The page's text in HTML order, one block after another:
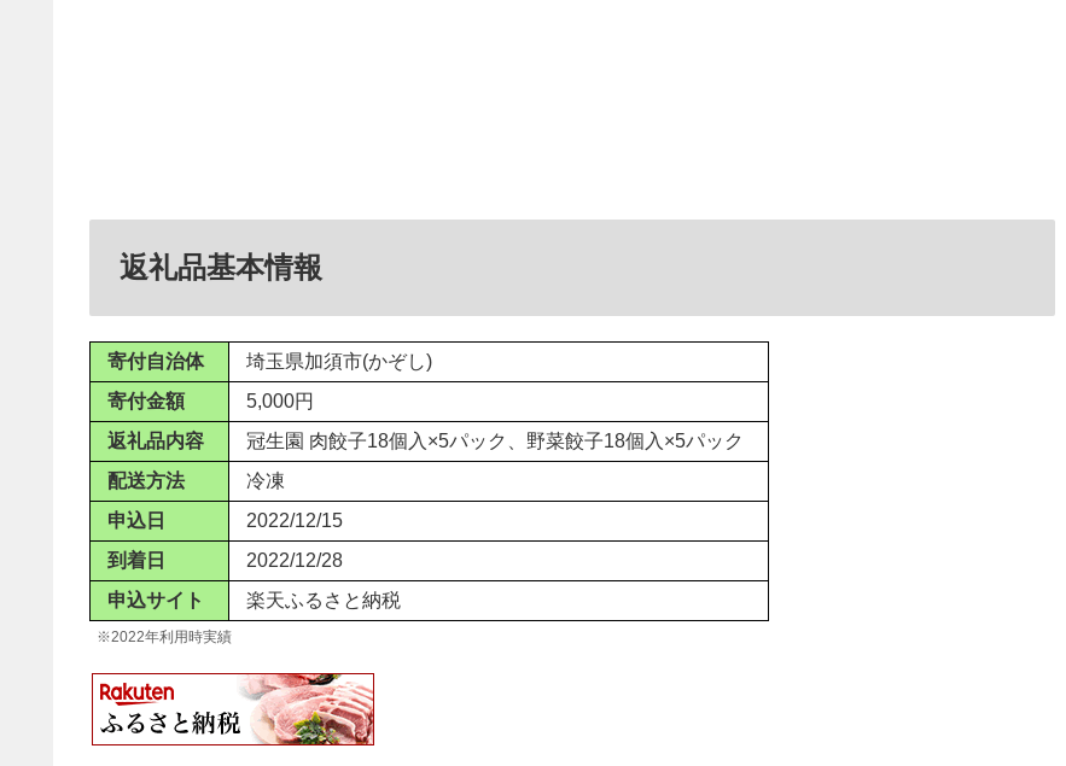
返礼品基本情報
寄付自治体
埼玉県加須市(かぞし)
寄付金額
5,000円
返礼品内容
冠生園 肉餃子18個入×5パック、野菜餃子18個入×5パック
配送方法
冷凍
申込日
2022/12/15
到着日
2022/12/28
申込サイト
楽天ふるさと納税
※2022年利用時実績